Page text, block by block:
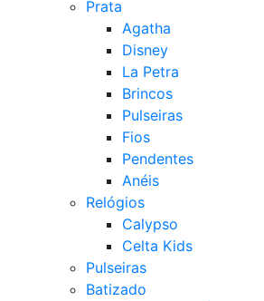
Prata
Agatha
Disney
La Petra
Brincos
Pulseiras
Fios
Pendentes
Anéis
Relógios
Calypso
Celta Kids
Pulseiras
Batizado